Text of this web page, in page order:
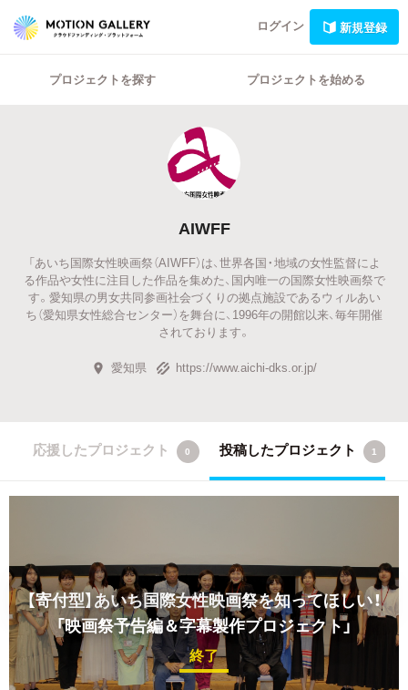
ログイン 新規登録
プロジェクトを探す プロジェクトを始める
AIWFF
「あいち国際女性映画祭（AIWFF）は、世界各国・地域の女性監督によ
る作品や女性に注目した作品を集めた、国内唯一の国際女性映画祭で
す。愛知県の男女共同参画社会づくりの拠点施設であるウィルあい
ち（愛知県女性総合センター）を舞台に、1996年の開館以来、毎年開催
されております。
愛知県 https://www.aichi-dks.or.jp/
応援したプロジェクト 0 投稿したプロジェクト 1
【寄付型】あいち国際女性映画祭を知ってほしい！
「映画祭予告編＆字幕製作プロジェクト」
終了